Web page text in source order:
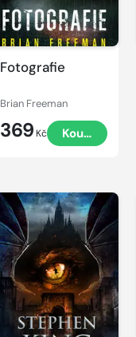
Fotografie
Brian Freeman
369 Kč Koupit